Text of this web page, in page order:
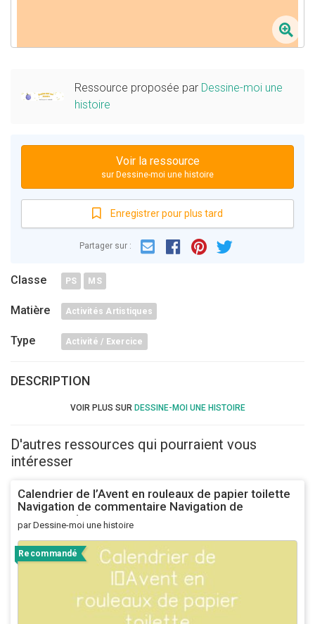
Classe PS MS
Matière Activités Artistiques
Type Activité / Exercice
Voir la ressource
sur Dessine-moi une histoire
Enregistrer pour plus tard
Partager sur : EmailFacebook
Pinterest
Ressource proposée par Dessine-moi une
histoire
DESCRIPTION
VOIR PLUS SUR DESSINE-MOI UNE HISTOIRE
D'autres ressources qui pourraient vous
intéresser
Calendrier de l’Avent en rouleaux de papier toilette
Navigation de commentaire Navigation de
commentaire
par Dessine-moi une histoire
Recommandé